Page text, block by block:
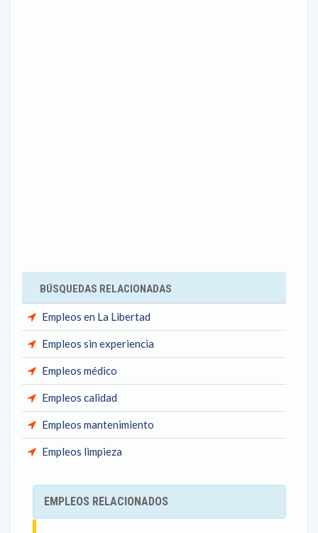
BÚSQUEDAS RELACIONADAS
Empleos en La Libertad
Empleos sin experiencia
Empleos médico
Empleos calidad
Empleos mantenimiento
Empleos limpieza
EMPLEOS RELACIONADOS